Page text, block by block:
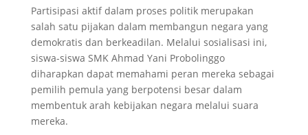
Partisipasi aktif dalam proses politik merupakan
salah satu pijakan dalam membangun negara yang
demokratis dan berkeadilan. Melalui sosialisasi ini,
siswa-siswa SMK Ahmad Yani Probolinggo
diharapkan dapat memahami peran mereka sebagai
pemilih pemula yang berpotensi besar dalam
membentuk arah kebijakan negara melalui suara
mereka.